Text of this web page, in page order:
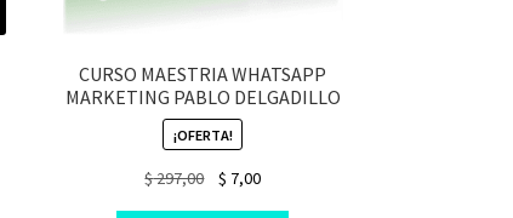
CURSO MAESTRIA WHATSAPP
MARKETING PABLO DELGADILLO
¡OFERTA!
$297,00
Original
$ 7,00Current